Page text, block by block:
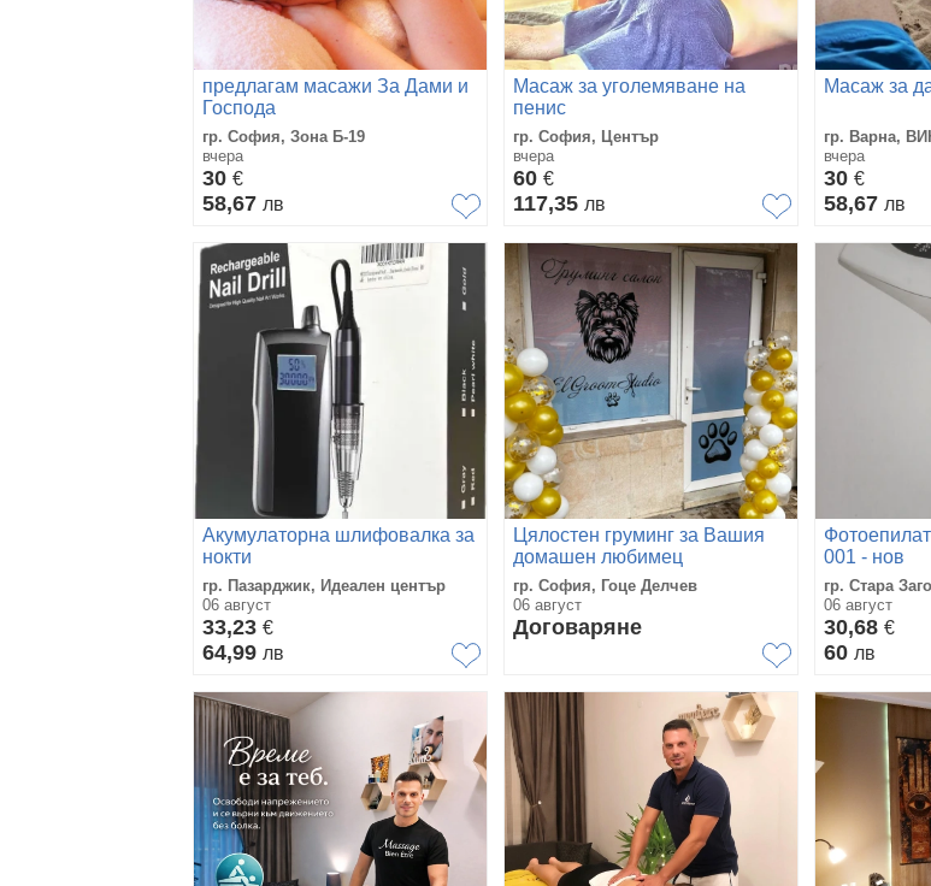
предлагам масажи За Дами и
Господа
гр. София, Зона Б-19
вчера
30 €
58,67 лв
Масаж за уголемяване на
пенис
гр. София, Център
вчера
60 €
117,35 лв
Масаж за
гр. Варна,
вчера
30 €
58,67 лв
Акумулаторна шлифовалка за
нокти
гр. Пазарджик, Идеален център
06 август
33,23 €
64,99 лв
Цялостен груминг за Вашия
домашен любимец
гр. София, Гоце Делчев
06 август
Договаряне
001 - нов
гр. Стара
06 август
30,68 €
60 лв